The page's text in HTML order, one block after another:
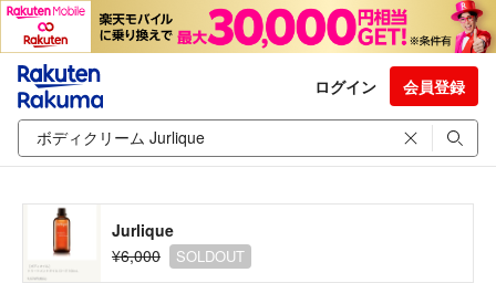
ログイン 会員登録
Jurlique
¥6,000
SOLDOUT